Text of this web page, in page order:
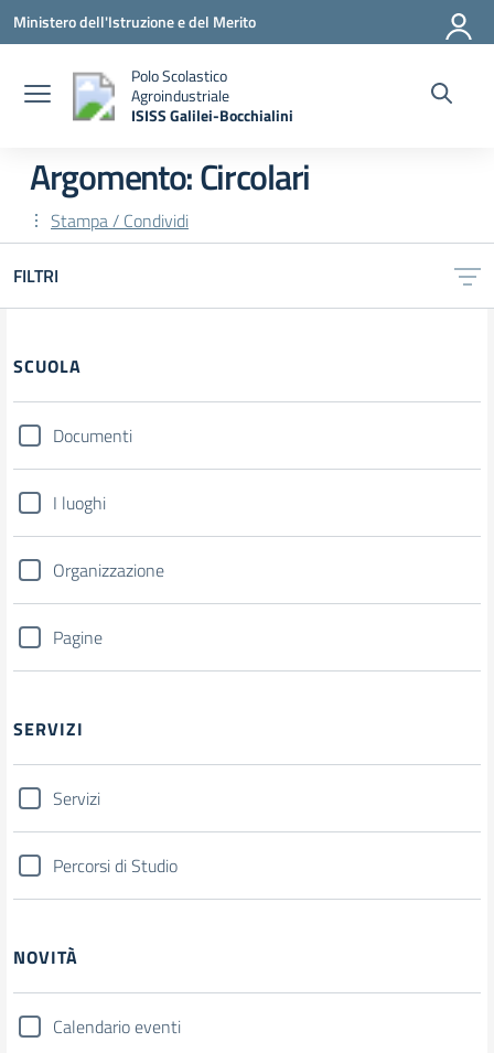
Vai ai contenuti
Vai al menu di navigazione
Vai al footer
Ministero dell'Istruzione e del Merito
Polo Scolastico
Agroindustriale
ISISS Galilei-Bocchialini
Argomento: Circolari
Stampa / Condividi
FILTRI
Filtri
SCUOLA
Documenti
I luoghi
Organizzazione
Pagine
SERVIZI
Servizi
Percorsi di Studio
NOVITÀ
Calendario eventi